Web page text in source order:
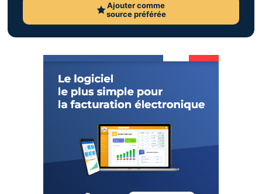
Ajouter comme
source préférée